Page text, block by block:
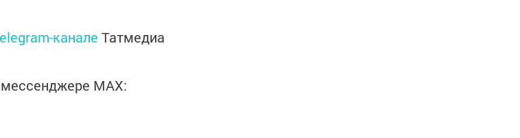
канале Татмедиа
мессенджере MАХ: